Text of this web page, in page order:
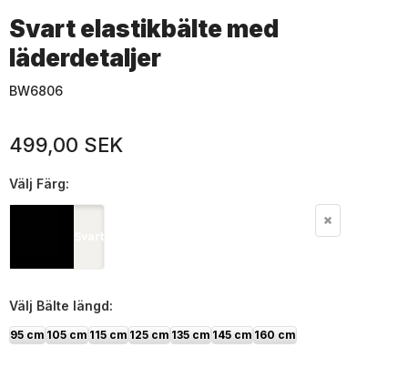
Svart elastikbälte med
läderdetaljer
BW6806
499,00 SEK
Välj Färg:
Svart
Välj Bälte längd:
95 cm 105 cm 115 cm 125 cm 135 cm 145 cm 160 cm